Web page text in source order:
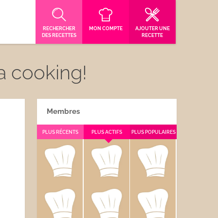
RECHERCHER
DES RECETTES
MON COMPTE
AJOUTER UNE
RECETTE
cooking!
Membres
PLUS RÉCENTS PLUS ACTIFS PLUS POPULAIRES